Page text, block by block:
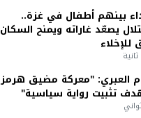
بينهم أطفال في غزة..
يصعّد غاراته ويمنح السكان
للإخلاء
العبري: "معركة مضيق هرمز
تثبيت رواية سياسية"